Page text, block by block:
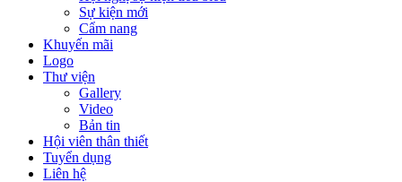
Sự kiện mới
Cẩm nang
Khuyến mãi
Logo
Thư viện
Gallery
Video
Bản tin
Hội viên thân thiết
Tuyển dụng
Liên hệ